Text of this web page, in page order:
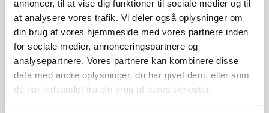
annoncer, til at vise dig funktioner til sociale medier og til
at analysere vores trafik. Vi deler også oplysninger om
din brug af vores hjemmeside med vores partnere inden
for sociale medier, annonceringspartnere og
analysepartnere. Vores partnere kan kombinere disse
data med andre oplysninger, du har givet dem, eller som
de har indsamlet fra din brug af deres tjenester.
træhåndtag 13 cm
med træhåndtag 13 cmDenne
lækre knivserie fra…
Den
oprindelige
pris
var:
249,00 DKK.
168,75 DKK
Den
aktuelle
pris
er:
Victorinox santoku-kniv 17 cm.
m. luftskær
Den
oprindelige
pris
var:
709,00 DKK.
607,00 DKK
Den
aktuelle
pris
er: